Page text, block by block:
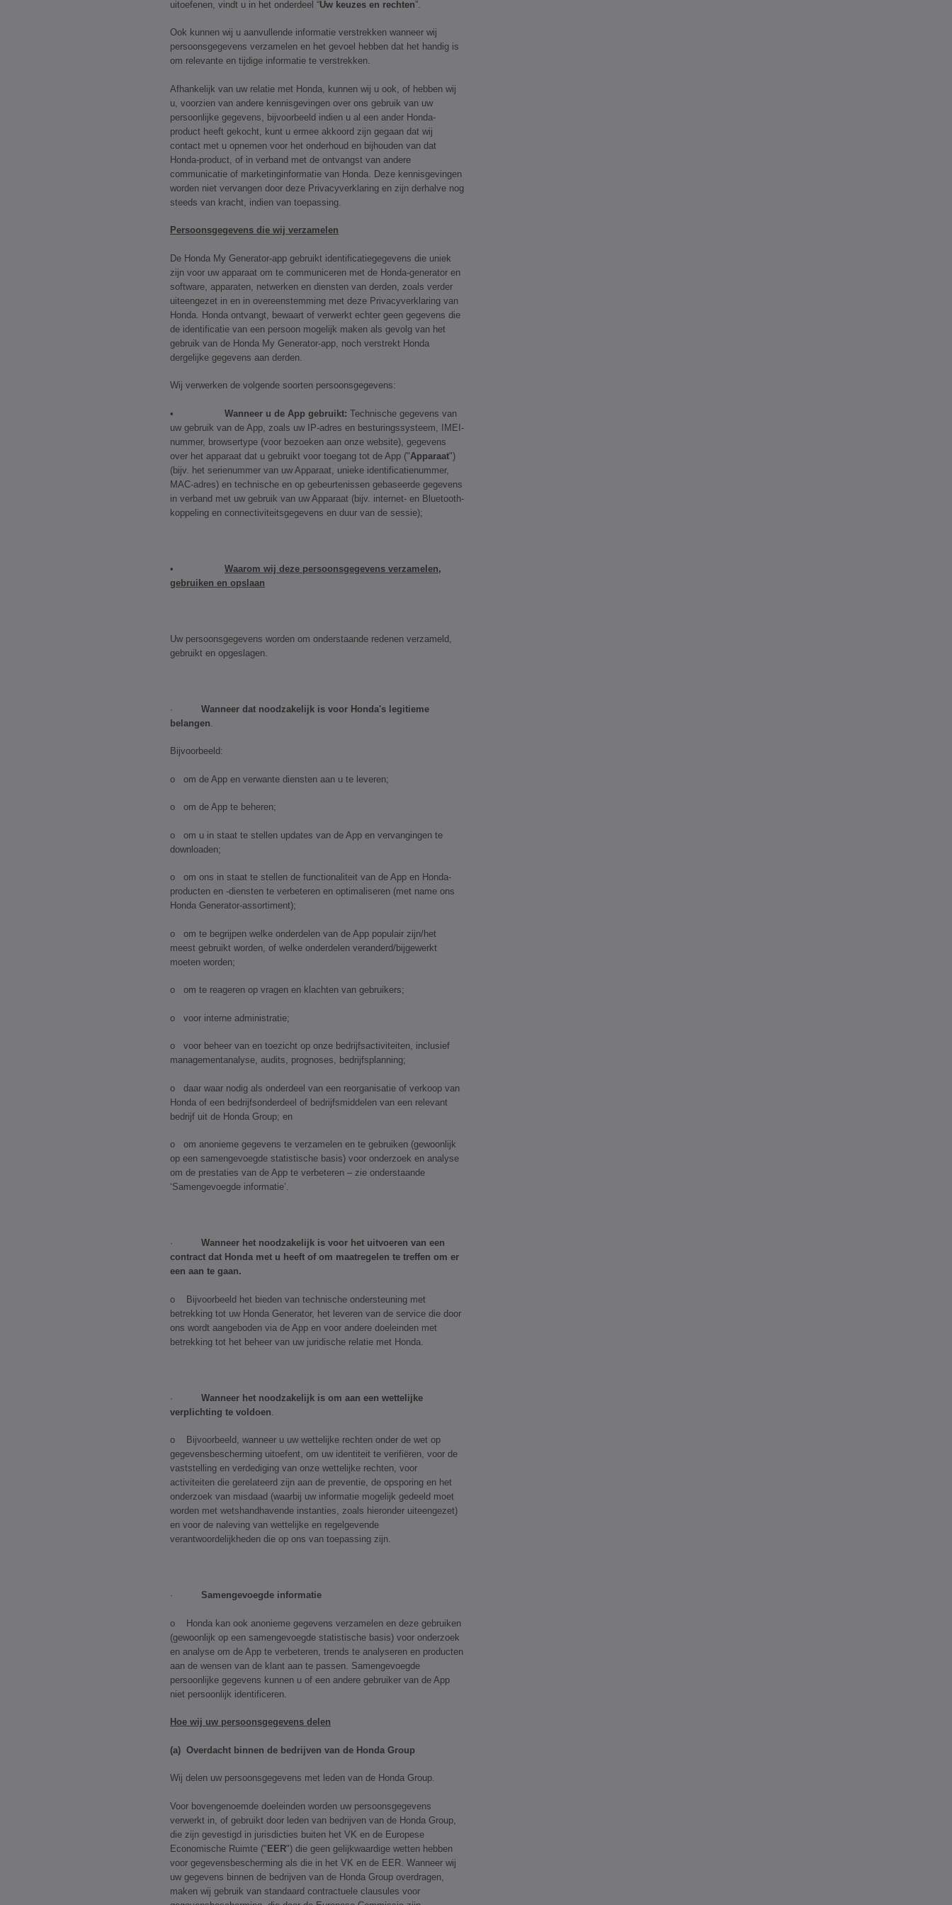
uitoefenen, vindt u in het onderdeel “Uw keuzes en rechten”.
Ook kunnen wij u aanvullende informatie verstrekken wanneer wij
persoonsgegevens verzamelen en het gevoel hebben dat het handig is
om relevante en tijdige informatie te verstrekken.
Afhankelijk van uw relatie met Honda, kunnen wij u ook, of hebben wij
u, voorzien van andere kennisgevingen over ons gebruik van uw
persoonlijke gegevens, bijvoorbeeld indien u al een ander Honda-
product heeft gekocht, kunt u ermee akkoord zijn gegaan dat wij
contact met u opnemen voor het onderhoud en bijhouden van dat
Honda-product, of in verband met de ontvangst van andere
communicatie of marketinginformatie van Honda. Deze kennisgevingen
worden niet vervangen door deze Privacyverklaring en zijn derhalve nog
steeds van kracht, indien van toepassing.
Persoonsgegevens die wij verzamelen
De Honda My Generator-app gebruikt identificatiegegevens die uniek
zijn voor uw apparaat om te communiceren met de Honda-generator en
software, apparaten, netwerken en diensten van derden, zoals verder
uiteengezet in en in overeenstemming met deze Privacyverklaring van
Honda. Honda ontvangt, bewaart of verwerkt echter geen gegevens die
de identificatie van een persoon mogelijk maken als gevolg van het
gebruik van de Honda My Generator-app, noch verstrekt Honda
dergelijke gegevens aan derden.
Wij verwerken de volgende soorten persoonsgegevens:
• Wanneer u de App gebruikt: Technische gegevens van
uw gebruik van de App, zoals uw IP-adres en besturingssysteem, IMEI-
nummer, browsertype (voor bezoeken aan onze website), gegevens
over het apparaat dat u gebruikt voor toegang tot de App ("Apparaat")
(bijv. het serienummer van uw Apparaat, unieke identificatienummer,
MAC-adres) en technische en op gebeurtenissen gebaseerde gegevens
in verband met uw gebruik van uw Apparaat (bijv. internet- en Bluetooth-
koppeling en connectiviteitsgegevens en duur van de sessie);
• Waarom wij deze persoonsgegevens verzamelen,
gebruiken en opslaan
Uw persoonsgegevens worden om onderstaande redenen verzameld,
gebruikt en opgeslagen.
· Wanneer dat noodzakelijk is voor Honda's legitieme
belangen
Bijvoorbeeld:
o om de App en verwante diensten aan u te leveren;
o om de App te beheren;
o om u in staat te stellen updates van de App en vervangingen te
downloaden;
o om ons in staat te stellen de functionaliteit van de App en Honda-
producten en -diensten te verbeteren en optimaliseren (met name ons
Honda Generator-assortiment);
o om te begrijpen welke onderdelen van de App populair zijn/het
meest gebruikt worden, of welke onderdelen veranderd/bijgewerkt
moeten worden;
o om te reageren op vragen en klachten van gebruikers;
o voor interne administratie;
o voor beheer van en toezicht op onze bedrijfsactiviteiten, inclusief
managementanalyse, audits, prognoses, bedrijfsplanning;
o daar waar nodig als onderdeel van een reorganisatie of verkoop van
Honda of een bedrijfsonderdeel of bedrijfsmiddelen van een relevant
bedrijf uit de Honda Group; en
o om anonieme gegevens te verzamelen en te gebruiken (gewoonlijk
op een samengevoegde statistische basis) voor onderzoek en analyse
om de prestaties van de App te verbeteren – zie onderstaande
‘Samengevoegde informatie’.
· Wanneer het noodzakelijk is voor het uitvoeren van een
contract dat Honda met u heeft of om maatregelen te treffen om er
een aan te gaan.
o Bijvoorbeeld het bieden van technische ondersteuning met
betrekking tot uw Honda Generator, het leveren van de service die door
ons wordt aangeboden via de App en voor andere doeleinden met
betrekking tot het beheer van uw juridische relatie met Honda.
· Wanneer het noodzakelijk is om aan een wettelijke
verplichting te voldoen
o Bijvoorbeeld, wanneer u uw wettelijke rechten onder de wet op
gegevensbescherming uitoefent, om uw identiteit te verifiëren, voor de
vaststelling en verdediging van onze wettelijke rechten, voor
activiteiten die gerelateerd zijn aan de preventie, de opsporing en het
onderzoek van misdaad (waarbij uw informatie mogelijk gedeeld moet
worden met wetshandhavende instanties, zoals hieronder uiteengezet)
en voor de naleving van wettelijke en regelgevende
verantwoordelijkheden die op ons van toepassing zijn.
· Samengevoegde informatie
o Honda kan ook anonieme gegevens verzamelen en deze gebruiken
(gewoonlijk op een samengevoegde statistische basis) voor onderzoek
en analyse om de App te verbeteren, trends te analyseren en producten
aan de wensen van de klant aan te passen. Samengevoegde
persoonlijke gegevens kunnen u of een andere gebruiker van de App
niet persoonlijk identificeren.
Hoe wij uw persoonsgegevens delen
(a) Overdacht binnen de bedrijven van de Honda Group
Wij delen uw persoonsgegevens met leden van de Honda Group.
Voor bovengenoemde doeleinden worden uw persoonsgegevens
verwerkt in, of gebruikt door leden van bedrijven van de Honda Group,
die zijn gevestigd in jurisdicties buiten het VK en de Europese
Economische Ruimte ("EER") die geen gelijkwaardige wetten hebben
voor gegevensbescherming als die in het VK en de EER. Wanneer wij
uw gegevens binnen de bedrijven van de Honda Group overdragen,
maken wij gebruik van standaard contractuele clausules voor